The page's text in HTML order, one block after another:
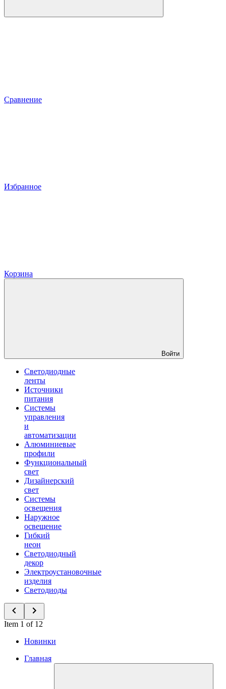
Сравнение
Избранное
Корзина
Войти
Светодиодные
ленты
Источники
питания
Системы
управления
и
автоматизации
Алюминиевые
профили
Функциональный
свет
Дизайнерский
свет
Системы
освещения
Наружное
освещение
Гибкий
неон
Светодиодный
декор
Электроустановочные
изделия
Светодиоды
Item 1 of 12
Новинки
Главная